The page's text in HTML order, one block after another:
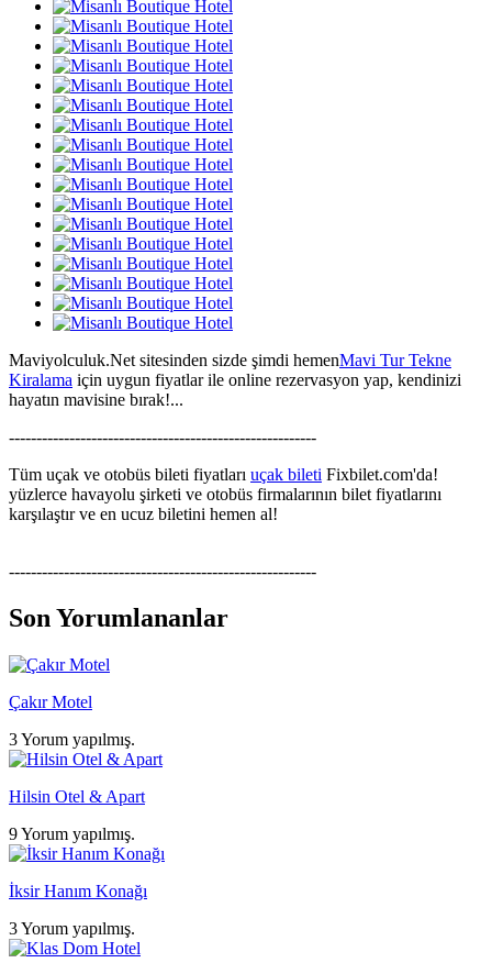
Maviyolculuk.Net sitesinden sizde şimdi hemenMavi Tur Tekne
Kiralama için uygun fiyatlar ile online rezervasyon yap, kendinizi
hayatın mavisine bırak!...
--------------------------------------------------------
Tüm uçak ve otobüs bileti fiyatları uçak bileti Fixbilet.com'da!
yüzlerce havayolu şirketi ve otobüs firmalarının bilet fiyatlarını
karşılaştır ve en ucuz biletini hemen al!
--------------------------------------------------------
Son Yorumlananlar
Çakır Motel
3 Yorum yapılmış.
Hilsin Otel & Apart
9 Yorum yapılmış.
İksir Hanım Konağı
3 Yorum yapılmış.